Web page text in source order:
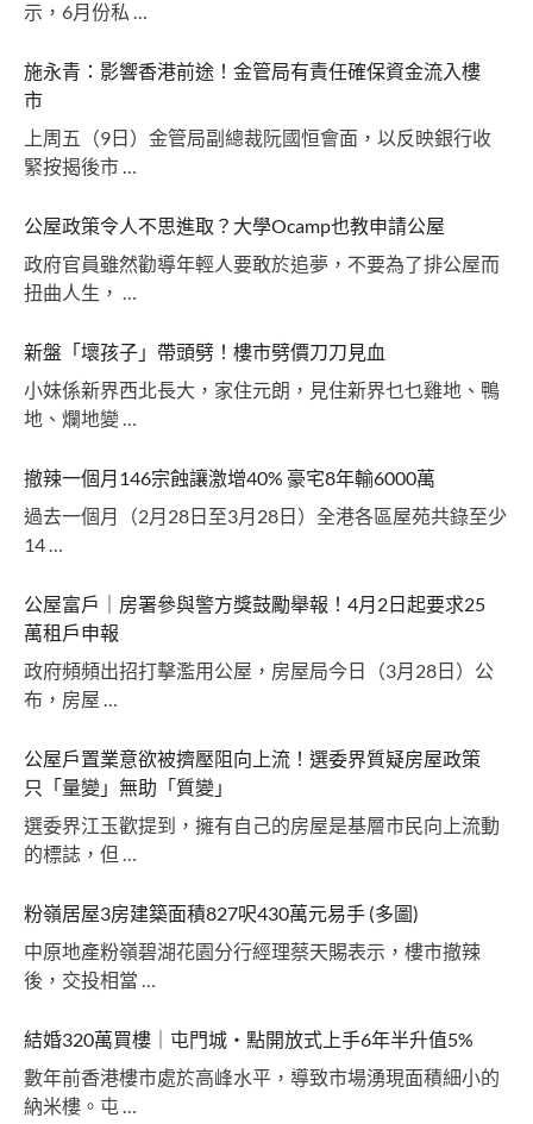
示，6月份私 …
施永青：影響香港前途！金管局有責任確保資金流入樓
市
上周五（9日）金管局副總裁阮國恒會面，以反映銀行收
緊按揭後市 …
公屋政策令人不思進取？大學Ocamp也教申請公屋
政府官員雖然勸導年輕人要敢於追夢，不要為了排公屋而
扭曲人生， …
新盤「壞孩子」帶頭劈！樓市劈價刀刀見血
小妹係新界西北長大，家住元朗，見住新界乜乜雞地、鴨
地、爛地變 …
撤辣一個月146宗蝕讓激增40% 豪宅8年輸6000萬
過去一個月（2月28日至3月28日）全港各區屋苑共錄至少
14 …
公屋富戶｜房署參與警方獎鼓勵舉報！4月2日起要求25
萬租戶申報
政府頻頻出招打擊濫用公屋，房屋局今日（3月28日）公
布，房屋 …
公屋戶置業意欲被擠壓阻向上流！選委界質疑房屋政策
只「量變」無助「質變」
選委界江玉歡提到，擁有自己的房屋是基層市民向上流動
的標誌，但 …
粉嶺居屋3房建築面積827呎430萬元易手 (多圖)
中原地產粉嶺碧湖花園分行經理蔡天賜表示，樓市撤辣
後，交投相當 …
結婚320萬買樓｜屯門城‧點開放式上手6年半升值5%
數年前香港樓市處於高峰水平，導致市場湧現面積細小的
納米樓。屯 …